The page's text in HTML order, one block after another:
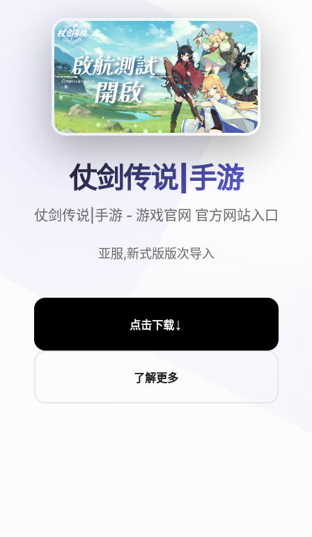
仗剑传说|手游
仗剑传说|手游 - 游戏官网 官方网站入口
亚服,新式版版次导入
点击下载↓
了解更多